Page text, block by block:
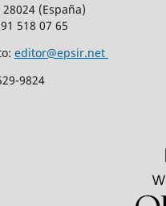
de los Sistemas Informativos
38, bajo derecha
(España)